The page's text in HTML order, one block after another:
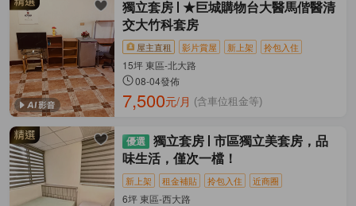
獨立套房
★巨城購物台大醫馬偕醫清
交大竹科套房
屋主直租 影片賞屋 新上架 拎包入住
15坪 東區-北大路
08-04發佈
7,500元/月 (含車位租金等)
獨立套房
市區獨立美套房，品
味生活，僅次一檔！
新上架 租金補貼 拎包入住 近商圈
6坪 東區-西大路